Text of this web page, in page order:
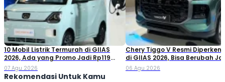
10 Mobil Listrik Termurah di GIIAS
2026, Ada yang Promo Jadi Rp119
Jutaan!
07 Agu 2026
Chery Tiggo V Resmi
di GIIAS 2026, Bisa Berubah
Double Cabin
06 Agu 2026
Rekomendasi Untuk Kamu